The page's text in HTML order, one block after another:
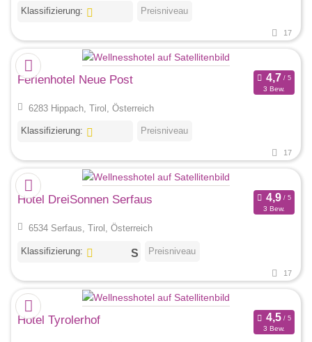
Klassifizierung: Preisniveau
17
Ferienhotel Neue Post
3 Bew.
6283 Hippach, Tirol, Österreich
Klassifizierung: Preisniveau
17
Hotel DreiSonnen Serfaus
3 Bew.
6534 Serfaus, Tirol, Österreich
Klassifizierung: Preisniveau
17
Hotel Tyrolerhof
3 Bew.